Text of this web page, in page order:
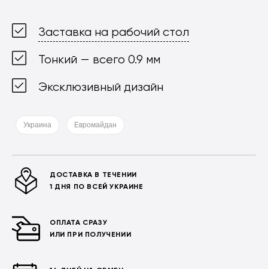
Заставка на рабочий стол
Тонкий — всего 0.9 мм
Эксклюзивный дизайн
Украина Евромайдан
ДОСТАВКА В ТЕЧЕНИИ
1 ДНЯ ПО ВСЕЙ УКРАИНЕ
ОПЛАТА СРАЗУ
ИЛИ ПРИ ПОЛУЧЕНИИ